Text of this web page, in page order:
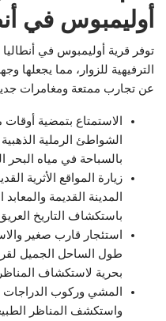
أوليمبوس في
توفر قرية أوليمبوس في
الترفيهية للزوار، مما يجعلها
عن تجارب ممتعة ومغامرات
الاستمتاع بتمضية
الشواطئ الرملية
بالسباحة في مياه البحر
زيارة المواقع الأثرية
المدينة القديمة والمعابد
باستكشاف التاريخ
استئجار قارب صغير
طول الساحل الجميل
بحرية لاستكشاف المناظر
المشي وركوب الدراجات
واستكشف المناظر